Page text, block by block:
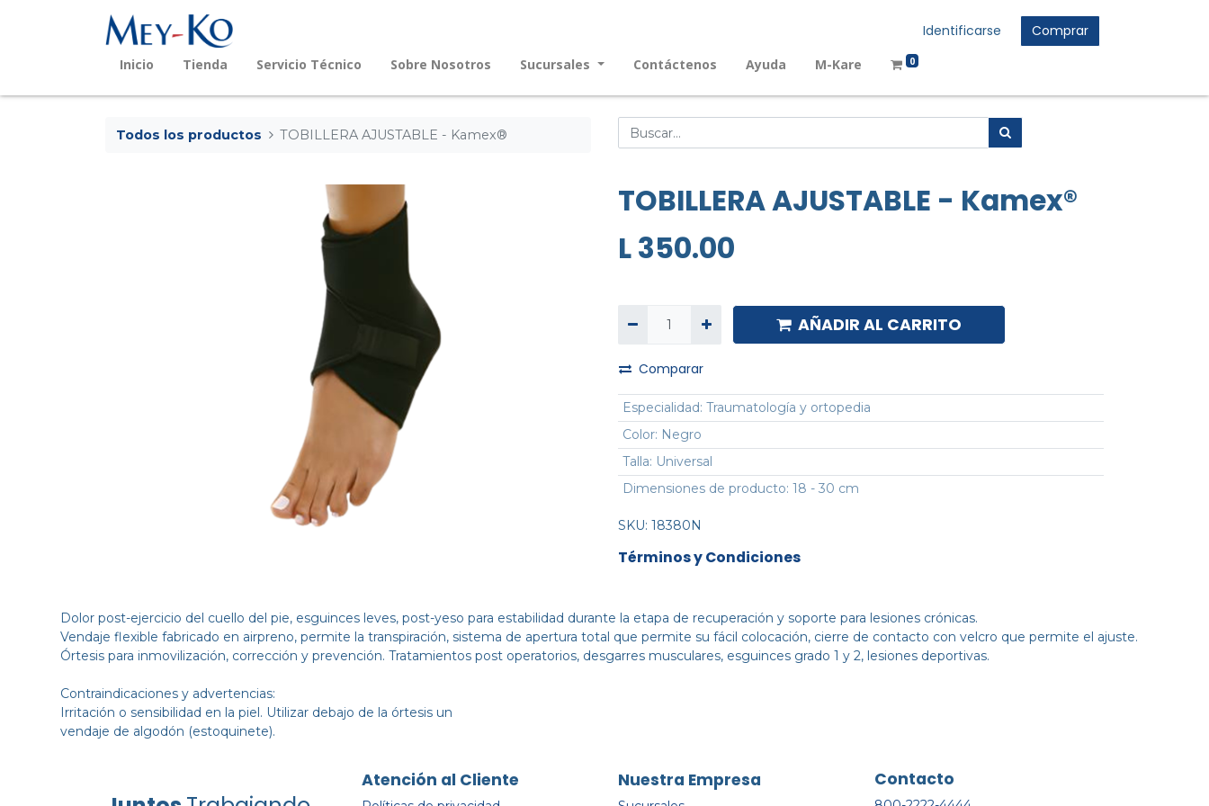
Identificarse Comprar
Inicio Tienda Servicio Técnico Sobre Nosotros Sucursales Contáctenos Ayuda M-Kare 0
Todos los productos TOBILLERA AJUSTABLE - Kamex®
TOBILLERA AJUSTABLE - Kamex®
L350.00
AÑADIR AL CARRITO
Comparar
Especialidad: Traumatología y ortopedia
Color: Negro
Talla: Universal
Dimensiones de producto: 18 - 30 cm
SKU: 18380N
Términos y Condiciones
Dolor post-ejercicio del cuello del pie, esguinces leves, post-yeso para estabilidad durante la etapa de recuperación y soporte para lesiones crónicas.
Vendaje flexible fabricado en airpreno, permite la transpiración, sistema de apertura total que permite su fácil colocación, cierre de contacto con velcro que permite el ajuste.
Órtesis para inmovilización, corrección y prevención. Tratamientos post operatorios, desgarres musculares, esguinces grado 1 y 2, lesiones deportivas.
Contraindicaciones y advertencias:
Irritación o sensibilidad en la piel. Utilizar debajo de la órtesis un
vendaje de algodón (estoquinete).
Atención al Cliente Nuestra Empresa Contacto